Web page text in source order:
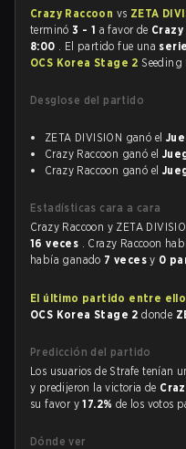
Crazy Raccoon vs ZETA
terminó3 - 1 a favor de Crazy
8:00 . El partido fue una
OCS Korea Stage 2 Seeding
Desglose del partido
ZETA DIVISION ganó el
Crazy Raccoon ganó el
Crazy Raccoon ganó el
Estadísticas cara a cara
Crazy Raccoon y ZETA
16 veces . Crazy Raccoon
había ganado 7 vecesy 0
El último partido entre
OCS Korea Stage 2donde
Predicción del partido
Los usuarios de Strafe tenían
y predijeron la victoria de
su favor y17.2% de los votos
Dónde ver